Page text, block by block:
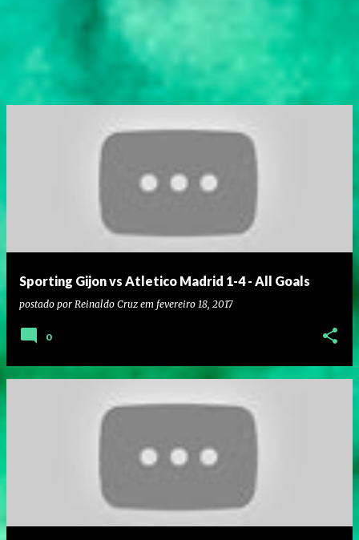
Sporting Gijon vs Atletico Madrid 1-4 - All Goals
postado por Reinaldo Cruz em fevereiro 18, 2017
0